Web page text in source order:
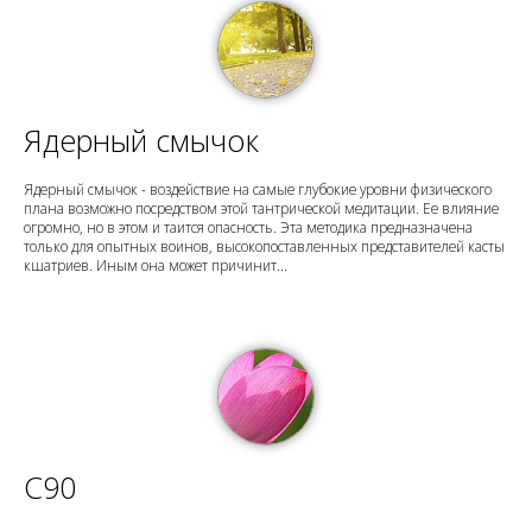
Ядерный смычок
Ядерный смычок - воздействие на самые глубокие уровни физического
плана возможно посредством этой тантрической медитации. Ее влияние
огромно, но в этом и таится опасность. Эта методика предназначена
только для опытных воинов, высокопоставленных представителей касты
кшатриев. Иным она может причинит...
C90